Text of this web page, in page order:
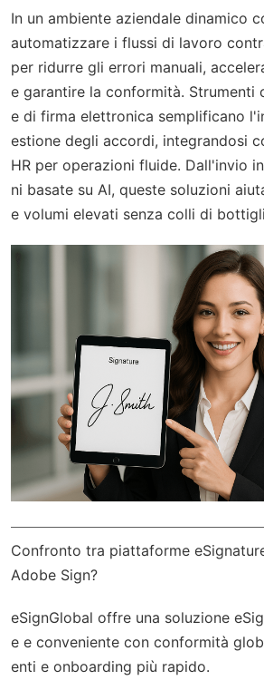
In un ambiente aziendale dinamico
automatizzare i flussi di lavoro
per ridurre gli errori manuali,
e garantire la conformità. Strumenti
e di firma elettronica semplificano
estione degli accordi, integrandosi
HR per operazioni fluide. Dall'invio
ni basate su AI, queste soluzioni
e volumi elevati senza colli di
Confronto tra piattaforme
Adobe Sign?
eSignGlobal offre una soluzione
e e conveniente con conformità
enti e onboarding più rapido.